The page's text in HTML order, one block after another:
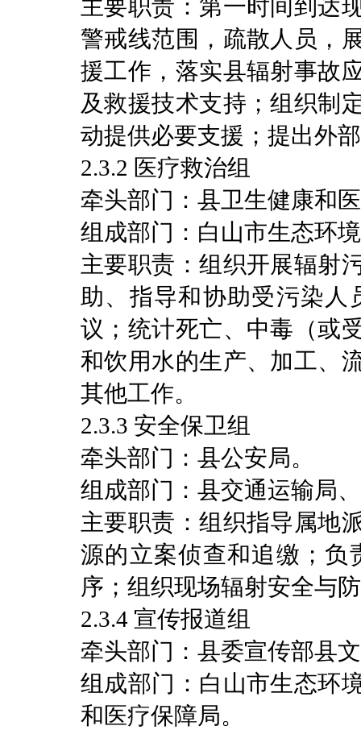
主要职责：第一时间到达
警戒线范围，疏散人员，
援工作，落实县辐射事故
及救援技术支持；组织制
动提供必要支援；提出外
2.3.2 医疗救治组
牵头部门：县卫生健康和
组成部门：白山市生态环
主要职责：组织开展辐射
助、指导和协助受污染人
议；统计死亡、中毒（或
和饮用水的生产、加工、
其他工作。
2.3.3 安全保卫组
牵头部门：县公安局。
组成部门：县交通运输局
主要职责：组织指导属地
源的立案侦查和追缴；负
序；组织现场辐射安全与
2.3.4 宣传报道组
牵头部门：县委宣传部县
组成部门：白山市生态环
和医疗保障局。